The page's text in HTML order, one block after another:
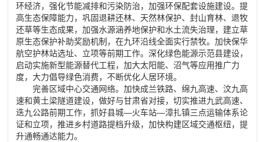
环经济，强化节能减排和污染防治，加强环保配套设施建设。提
高生态保障能力，巩固退耕还林、天然林保护、封山育林、退牧
还草等生态成果，加强水源涵养地保护和水土流失治理，建立草
原生态保护补助奖励机制，在九环沿线全面实行禁牧。加快保华
航空护林站选址、立项等前期工作。深化绿色能源示范县建设，
启动实施新型能源替代工程，加大太阳能、沼气等应用推广力
度，大力倡导绿色消费，不断优化人居环境。
完善区域中心交通网络。加快成兰铁路、绵九高速、汶九高
速和黄土梁隧道建设，做好与甘肃省对接，切实推进九武高速、
迭九公路前期工作，抓好县城—火车站—漳扎镇三点运输体系论
证和立项，推进乡村道路提档升级，加快构建区域交通枢纽，提
升通畅通达能力。